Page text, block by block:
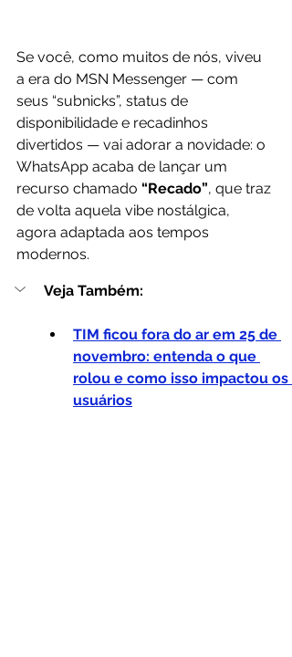
Se você, como muitos de nós, viveu
a era do MSN Messenger — com
seus “subnicks”, status de
disponibilidade e recadinhos
divertidos — vai adorar a novidade: o
WhatsApp acaba de lançar um
recurso chamado “Recado”, que traz
de volta aquela vibe nostálgica,
agora adaptada aos tempos
modernos.
Veja Também:
TIM ficou fora do ar em 25 de
novembro: entenda o que
rolou e como isso impactou os
usuários